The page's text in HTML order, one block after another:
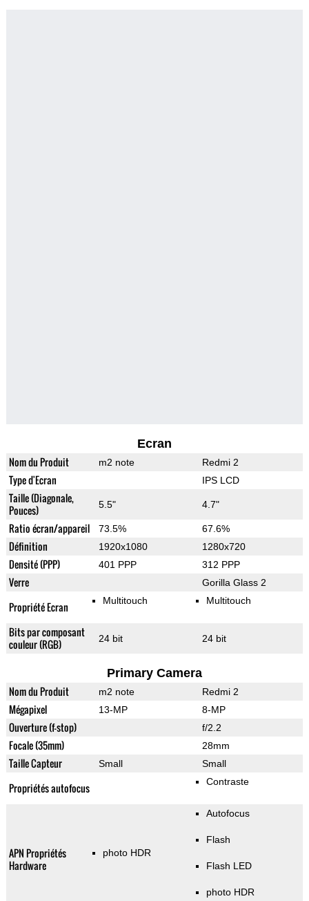
Ecran
Nom du Produit m2 note Redmi 2
Type d'Ecran IPS LCD
Taille (Diagonale,
Pouces)
5.5" 4.7"
Ratio écran/appareil 73.5% 67.6%
Définition 1920x1080 1280x720
Densité (PPP) 401 PPP 312 PPP
Verre Gorilla Glass 2
Propriété Ecran Multitouch Multitouch
Bits par composant
couleur (RGB)
24 bit 24 bit
Primary Camera
Nom du Produit m2 note Redmi 2
Mégapixel 13-MP 8-MP
Ouverture (f-stop) f/2.2
Focale (35mm) 28mm
Taille Capteur Small Small
Propriétés autofocus Contraste
APN Propriétés
Hardware
photo HDR
Autofocus
Flash
Flash LED
photo HDR